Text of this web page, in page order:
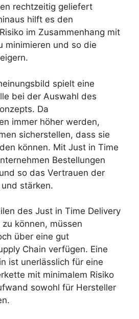
rechtzeitig geliefert
hilft es den
im Zusammenhang mit
minimieren und so die
spielt eine
bei der Auswahl des
Da
immer höher werden,
sicherstellen, dass sie
können. Mit Just in Time
Bestellungen
so das Vertrauen der
stärken.
des Just in Time Delivery
können, müssen
über eine gut
Chain verfügen. Eine
ist unerlässlich für eine
mit minimalem Risiko
sowohl für Hersteller